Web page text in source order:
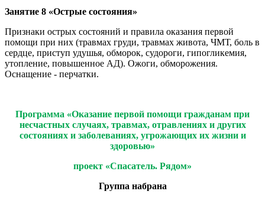
Занятие 8 «Острые состояния»
Признаки острых состояний и правила оказания первой
помощи при них (травмах груди, травмах живота, ЧМТ, боль в
сердце, приступ удушья, обморок, судороги, гипогликемия,
утопление, повышенное АД). Ожоги, обморожения.
Оснащение - перчатки.
Программа «Оказание первой помощи гражданам при
несчастных случаях, травмах, отравлениях и других
состояниях и заболеваниях, угрожающих их жизни и
здоровью»
проект «Спасатель. Рядом»
Группа набрана